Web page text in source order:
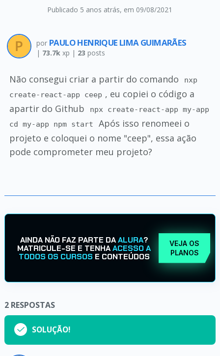
Publicado 5 anos atrás, em 09/08/2021
por PAULO HENRIQUE LIMA GUIMARÃES
| 73.7kxp | 23 posts
Não consegui criar a partir do comando
nxp
create-react-app ceep , eu copiei o código a
apartir do Github
npx create-react-app my-app
cd my-app npm start
Após isso renomeei o
projeto e coloquei o nome "ceep", essa ação
pode comprometer meu projeto?
AINDA NÃO FAZ PARTE DAALURA?
MATRICULE-SE E TENHAACESSO A
TODOS OS CURSOS E CONTEÚDOS
VEJA OS
PLANOS
2 RESPOSTAS
SOLUÇÃO!